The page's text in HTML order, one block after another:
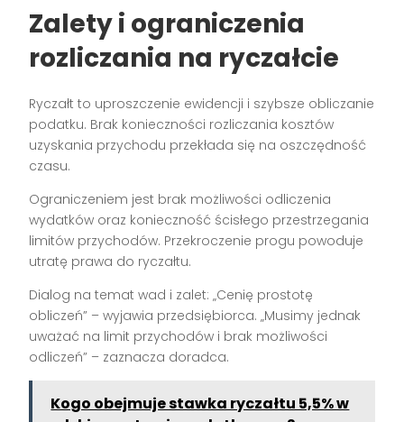
Zalety i ograniczenia
rozliczania na ryczałcie
Ryczałt to uproszczenie ewidencji i szybsze obliczanie
podatku. Brak konieczności rozliczania kosztów
uzyskania przychodu przekłada się na oszczędność
czasu.
Ograniczeniem jest brak możliwości odliczenia
wydatków oraz konieczność ścisłego przestrzegania
limitów przychodów. Przekroczenie progu powoduje
utratę prawa do ryczałtu.
Dialog na temat wad i zalet: „Cenię prostotę
obliczeń” – wyjawia przedsiębiorca. „Musimy jednak
uważać na limit przychodów i brak możliwości
odliczeń” – zaznacza doradca.
Kogo obejmuje stawka ryczałtu 5,5% w